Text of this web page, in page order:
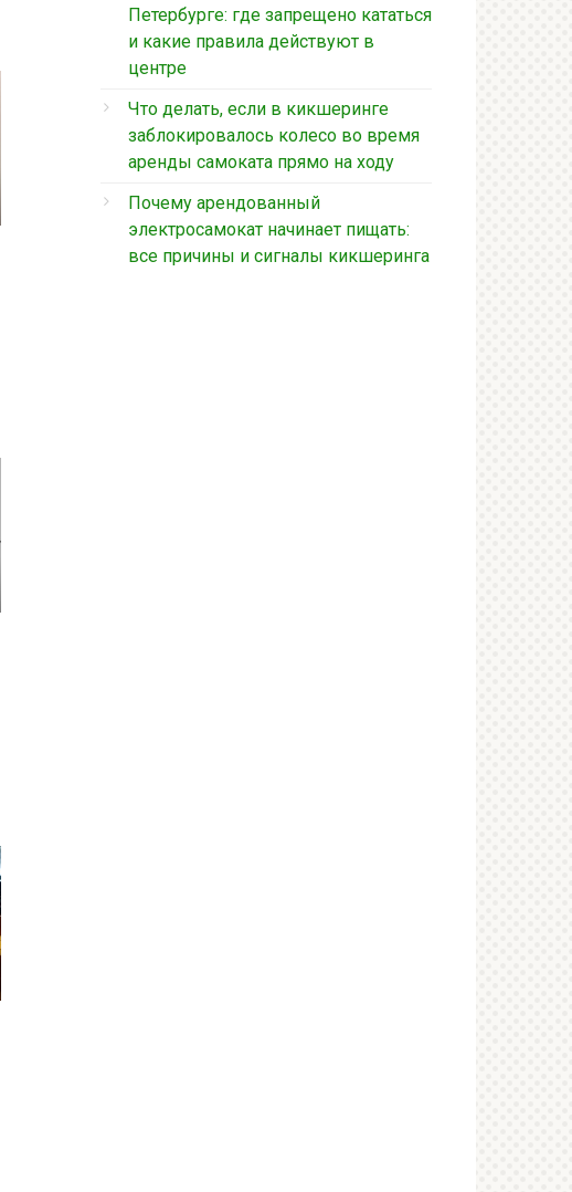
Петербурге: где запрещено кататься
и какие правила действуют в
центре
Что делать, если в кикшеринге
заблокировалось колесо во время
аренды самоката прямо на ходу
Почему арендованный
электросамокат начинает пищать:
все причины и сигналы кикшеринга